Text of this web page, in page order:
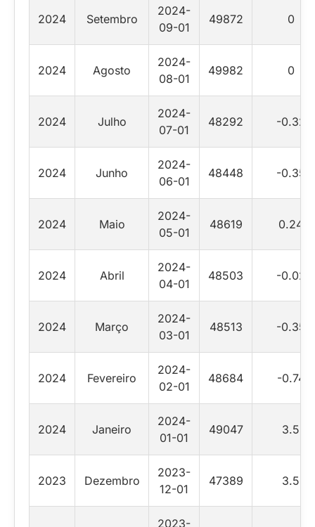
2024 Setembro
2024-
09-01
49872 0
2024 Agosto
2024-
08-01
49982 0
2024 Julho
2024-
07-01
48292 -0.32
2024 Junho
2024-
06-01
48448 -0.35
2024 Maio
2024-
05-01
48619 0.24
2024 Abril
2024-
04-01
48503 -0.02
2024 Março
2024-
03-01
48513 -0.35
2024 Fevereiro
2024-
02-01
48684 -0.74
2024 Janeiro
2024-
01-01
49047 3.5
2023 Dezembro
2023-
12-01
47389 3.5
2023-